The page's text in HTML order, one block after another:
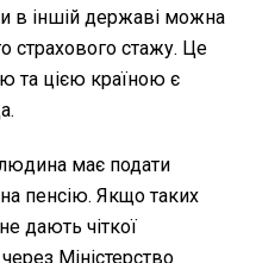
в іншій державі можна
страхового стажу. Це
та цією країною є
має подати
пенсію. Якщо таких
дають чіткої
Міністерство